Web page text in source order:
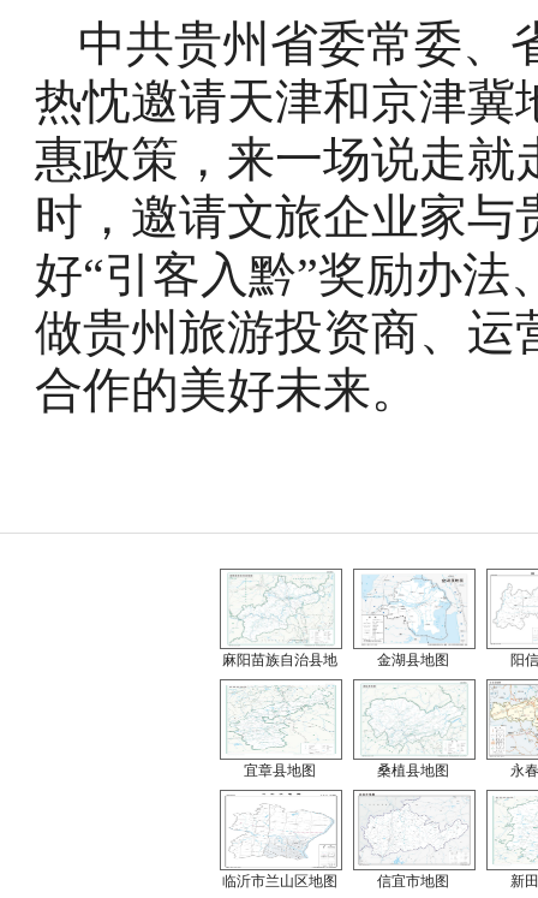
中共贵州省委常委、
热忱邀请天津和京津冀
惠政策，来一场说走就
时，邀请文旅企业家
好“引客入黔”奖励办
做贵州旅游投资商、运
合作的美好未来。
麻阳苗族自治县地 金湖县地图 阳
宜章县地图 桑植县地图 永
临沂市兰山区地图 信宜市地图 新